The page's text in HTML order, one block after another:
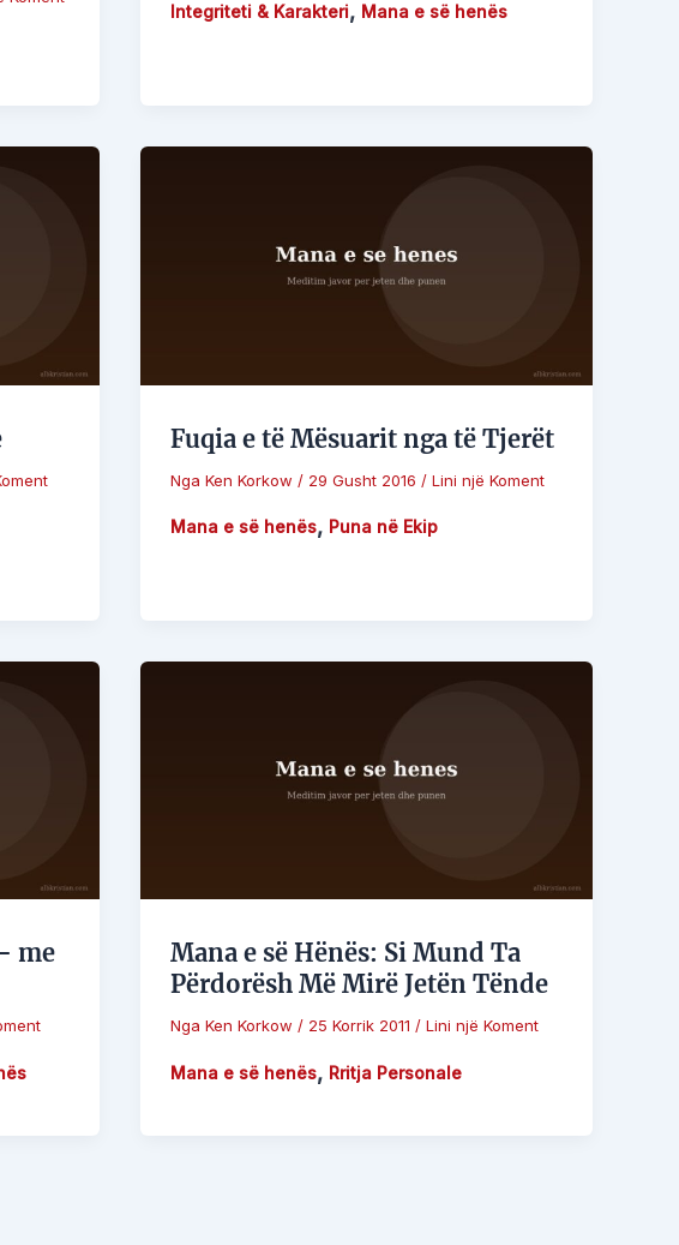
Integriteti & Karakteri, Mana e së henës
Fuqia e të Mësuarit nga të Tjerët
NgaKen Korkow / 29 Gusht 2016 /Lini një Koment
Mana e së henës, Puna në Ekip
me
Mana e së Hënës: Si Mund Ta
Përdorësh Më Mirë Jetën Tënde
NgaKen Korkow/ 25 Korrik 2011/Lini një Koment
Mana e së henës, Rritja Personale